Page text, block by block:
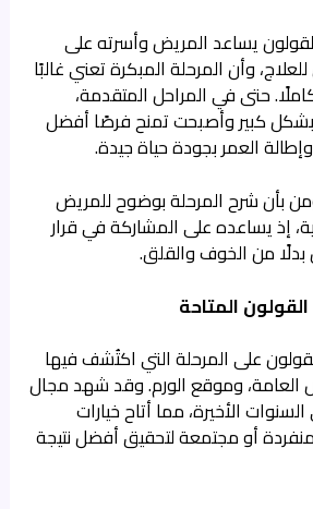
يساعد المريض وأسرته على
وأن المرحلة المبكرة تعني غالبًا
حتى في المراحل المتقدمة،
بشكل كبير وأصبحت تمنح فرصًا أفضل
العمر بجودة حياة جيدة.
بأن شرح المرحلة بوضوح للمريض
إذ يساعده على المشاركة في قرار
بدلًا من الخوف والقلق.
المتاحة
على المرحلة التي اكتُشف فيها
العامة، وموقع الورم. وقد شهد مجال
الأخيرة، مما أتاح خيارات
أو مجتمعة لتحقيق أفضل نتيجة